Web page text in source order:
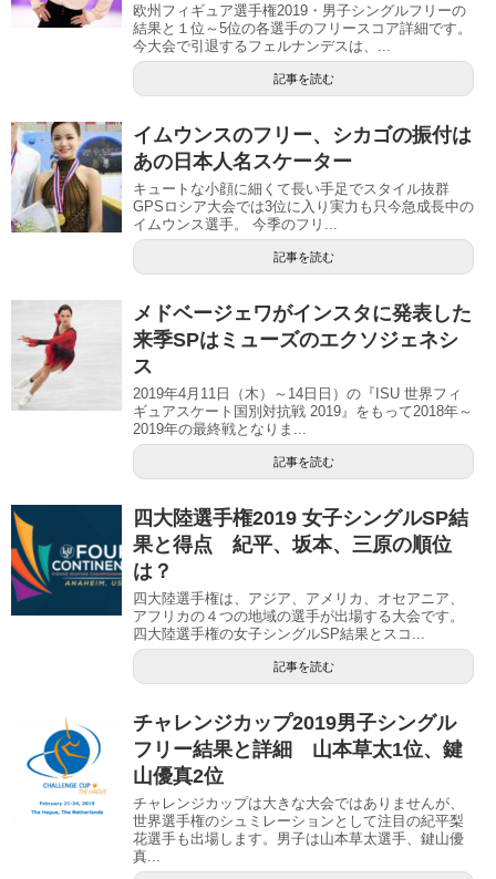
欧州フィギュア選手権2019・男子シングルフリーの
結果と１位～5位の各選手のフリースコア詳細です。
今大会で引退するフェルナンデスは、...
記事を読む
イムウンスのフリー、シカゴの振付は
あの日本人名スケーター
キュートな小顔に細くて長い手足でスタイル抜群
GPSロシア大会では3位に入り実力も只今急成長中の
イムウンス選手。 今季のフリ...
記事を読む
メドベージェワがインスタに発表した
来季SPはミューズのエクソジェネシ
ス
2019年4月11日（木）～14日日）の『ISU 世界フィ
ギュアスケート国別対抗戦 2019』をもって2018年～
2019年の最終戦となりま...
記事を読む
四大陸選手権2019 女子シングルSP結
果と得点 紀平、坂本、三原の順位
は？
四大陸選手権は、アジア、アメリカ、オセアニア、
アフリカの４つの地域の選手が出場する大会です。
四大陸選手権の女子シングルSP結果とスコ...
記事を読む
チャレンジカップ2019男子シングル
フリー結果と詳細 山本草太1位、鍵
山優真2位
チャレンジカップは大きな大会ではありませんが、
世界選手権のシュミレーションとして注目の紀平梨
花選手も出場します。男子は山本草太選手、鍵山優
真...